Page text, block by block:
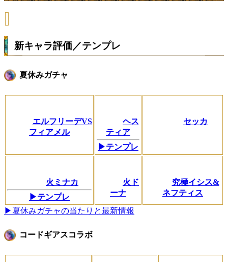
新キャラ評価／テンプレ
夏休みガチャ
エルフリーデVS
フィアメル
ヘス
ティア
▶テンプレ
セッカ
火ミナカ
▶テンプレ
火ド
ーナ
究極イシス&
ネフティス
▶夏休みガチャの当たりと最新情報
コードギアスコラボ